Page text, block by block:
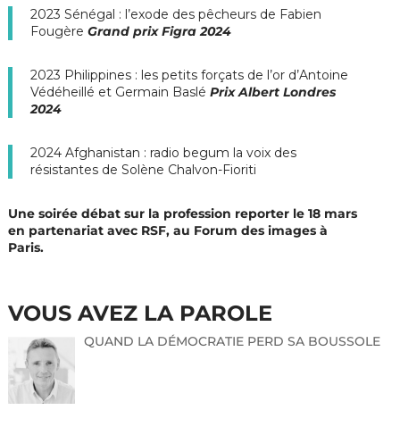
2023 Sénégal : l’exode des pêcheurs de Fabien
Fougère Grand prix Figra 2024
2023 Philippines : les petits forçats de l’or d’Antoine
Védéheillé et Germain Baslé Prix Albert Londres
2024
2024 Afghanistan : radio begum la voix des
résistantes de Solène Chalvon-Fioriti
Une soirée débat sur la profession reporter le 18 mars
en partenariat avec RSF, au Forum des images à
Paris.
VOUS AVEZ LA PAROLE
QUAND LA DÉMOCRATIE PERD SA BOUSSOLE